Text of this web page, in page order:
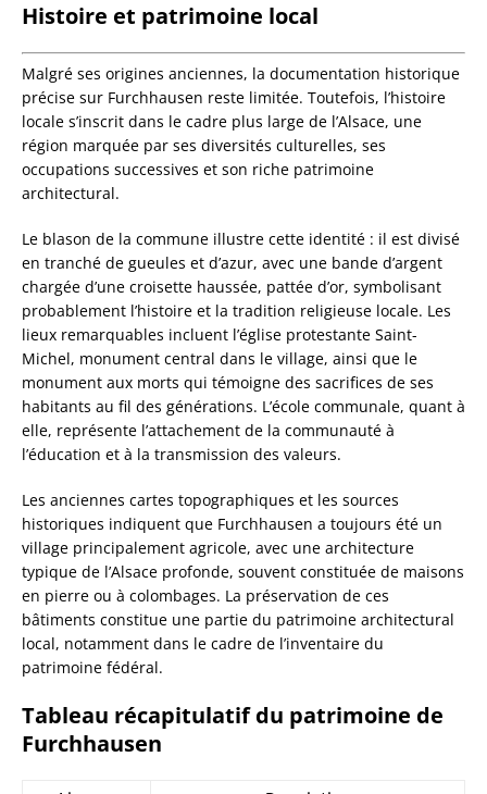
Histoire et patrimoine local
Malgré ses origines anciennes, la documentation historique
précise sur Furchhausen reste limitée. Toutefois, l’histoire
locale s’inscrit dans le cadre plus large de l’Alsace, une
région marquée par ses diversités culturelles, ses
occupations successives et son riche patrimoine
architectural.
Le blason de la commune illustre cette identité : il est divisé
en tranché de gueules et d’azur, avec une bande d’argent
chargée d’une croisette haussée, pattée d’or, symbolisant
probablement l’histoire et la tradition religieuse locale. Les
lieux remarquables incluent l’église protestante Saint-
Michel, monument central dans le village, ainsi que le
monument aux morts qui témoigne des sacrifices de ses
habitants au fil des générations. L’école communale, quant à
elle, représente l’attachement de la communauté à
l’éducation et à la transmission des valeurs.
Les anciennes cartes topographiques et les sources
historiques indiquent que Furchhausen a toujours été un
village principalement agricole, avec une architecture
typique de l’Alsace profonde, souvent constituée de maisons
en pierre ou à colombages. La préservation de ces
bâtiments constitue une partie du patrimoine architectural
local, notamment dans le cadre de l’inventaire du
patrimoine fédéral.
Tableau récapitulatif du patrimoine de
Furchhausen